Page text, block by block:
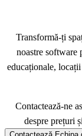
Transformă-ți
noastre software
educaționale,
Contactează-ne
despre prețuri